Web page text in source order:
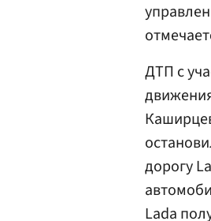
ДТП с
дорогу
Lada